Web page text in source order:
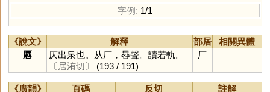
字例: 1/1
《說文》 解釋 部居
相關異體
厬
仄出泉也。从厂，晷聲。讀若軌。
〔居洧切〕
(193 / 191)
厂
《廣韻》 頁碼 反切
註解